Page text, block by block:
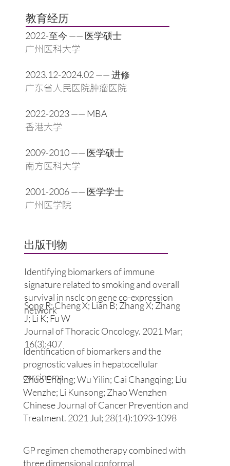
​出版刊物
​Song R; Cheng X; Lian B; Zhang X; Zhang
J; Li K; Fu W
Journal of Thoracic Oncology. 2021 Mar;
16(3):407
​Zhuo Enqing; Wu Yilin; Cai Changqing; Liu
Wenzhe; Li Kunsong; Zhao Wenzhen
Chinese Journal of Cancer Prevention and
Treatment. 2021 Jul; 28(14):1093-1098
2022-至今 —— 医学硕士
广州医科大学
2023.12-2024.02 —— 进修
广东省人民医院肿瘤医院
2022-2023 —— MBA
香港大学
2009-2010 —— 医学硕士
南方医科大学
2001-2006 —— 医学学士
广州医学院
教育经历
Identifying biomarkers of immune
signature related to smoking and overall
survival in nsclc on gene co-expression
network
Identification of biomarkers and the
prognostic values in hepatocellular
carcinoma
GP regimen chemotherapy combined with
three dimensional conformal